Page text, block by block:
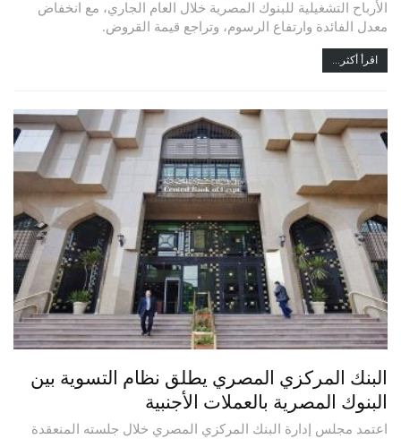
الأرباح التشغيلية للبنوك المصرية خلال العام الجاري، مع انخفاض
معدل الفائدة وارتفاع الرسوم، وتراجع قيمة القروض.
اقرأ أكثر...
البنك المركزي المصري يطلق نظام التسوية بين
البنوك المصرية بالعملات الأجنبية
اعتمد مجلس إدارة البنك المركزي المصري خلال جلسته المنعقدة